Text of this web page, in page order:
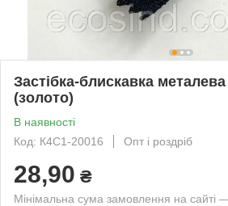
Застібка-блискавка
(золото)
В наявності
Код: К4С1-20016
Опт і роздріб
28,90 ₴
Мінімальна сума замовлення на сайті